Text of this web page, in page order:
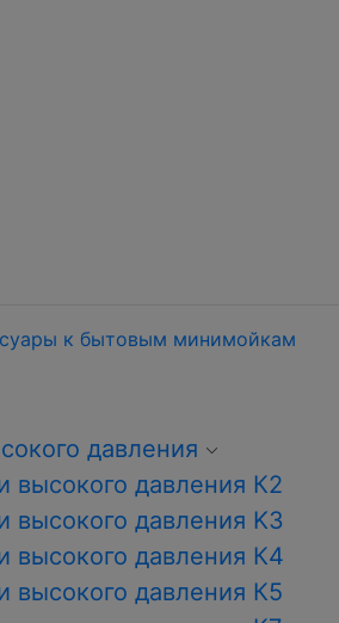
к бытовым минимойкам
давления
высокого давления К2
высокого давления K3
высокого давления К4
высокого давления К5